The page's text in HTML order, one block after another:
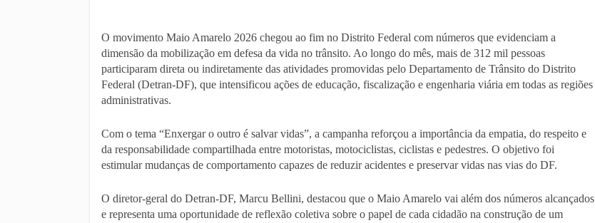
O movimento Maio Amarelo 2026 chegou ao fim no Distrito Federal com números que evidenciam a
dimensão da mobilização em defesa da vida no trânsito. Ao longo do mês, mais de 312 mil pessoas
participaram direta ou indiretamente das atividades promovidas pelo Departamento de Trânsito do Distrito
Federal (Detran-DF), que intensificou ações de educação, fiscalização e engenharia viária em todas as regiões
administrativas.
Com o tema “Enxergar o outro é salvar vidas”, a campanha reforçou a importância da empatia, do respeito e
da responsabilidade compartilhada entre motoristas, motociclistas, ciclistas e pedestres. O objetivo foi
estimular mudanças de comportamento capazes de reduzir acidentes e preservar vidas nas vias do DF.
O diretor-geral do Detran-DF, Marcu Bellini, destacou que o Maio Amarelo vai além dos números alcançados
e representa uma oportunidade de reflexão coletiva sobre o papel de cada cidadão na construção de um